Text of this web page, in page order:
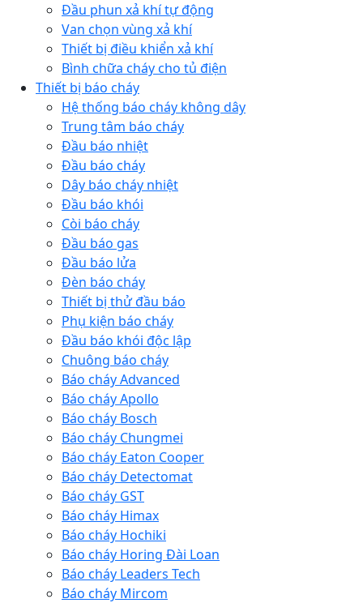
Đầu phun xả khí tự động
Van chọn vùng xả khí
Thiết bị điều khiển xả khí
Bình chữa cháy cho tủ điện
Thiết bị báo cháy
Hệ thống báo cháy không dây
Trung tâm báo cháy
Đầu báo nhiệt
Đầu báo cháy
Dây báo cháy nhiệt
Đầu báo khói
Còi báo cháy
Đầu báo gas
Đầu báo lửa
Đèn báo cháy
Thiết bị thử đầu báo
Phụ kiện báo cháy
Đầu báo khói độc lập
Chuông báo cháy
Báo cháy Advanced
Báo cháy Apollo
Báo cháy Bosch
Báo cháy Chungmei
Báo cháy Eaton Cooper
Báo cháy Detectomat
Báo cháy GST
Báo cháy Himax
Báo cháy Hochiki
Báo cháy Horing Đài Loan
Báo cháy Leaders Tech
Báo cháy Mircom